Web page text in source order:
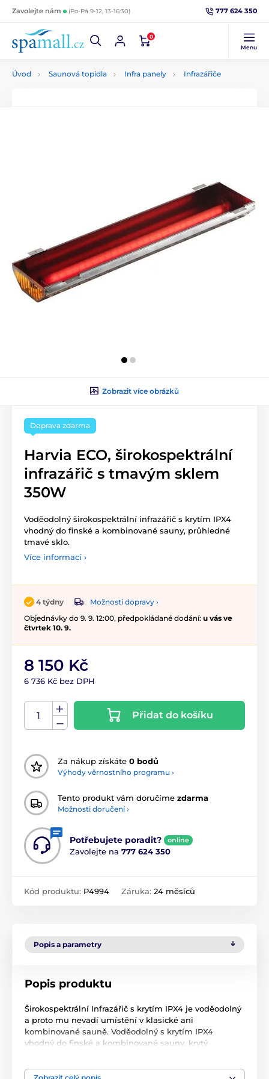
Zavolejte nám (Po-Pá 9-12, 13-16:30) 777 624 350
0
Menu
Úvod Saunová topidla Infra panely Infrazářiče
Zobrazit více obrázků
Doprava zdarma
Harvia ECO, širokospektrální
infrazářič s tmavým sklem
350W
Voděodolný širokospektrální infrazářič s krytím IPX4
vhodný do finské a kombinované sauny, průhledné
tmavé sklo.
Více informací ›
4 týdny
Možnosti dopravy ›
Objednávky do 9. 9. 12:00, předpokládané dodání: u vás ve
čtvrtek 10. 9.
8 150 Kč
6 736 Kč bez DPH
Přidat do košíku
Za nákup získáte 0 bodů
Výhody věrnostního programu ›
Tento produkt vám doručíme zdarma
Možnosti doručení ›
Potřebujete poradit? online
Zavolejte na 777 624 350
Kód produktu: P4994 Záruka: 24 měsíců
Popis a parametry
Popis produktu
Širokospektrální Infrazářič s krytím IPX4 je voděodolný
a proto mu nevadí umístění v klasické ani
kombinované sauně. Voděodolný s krytím IPX4
vhodný do finské a kombinované sauny, krytý